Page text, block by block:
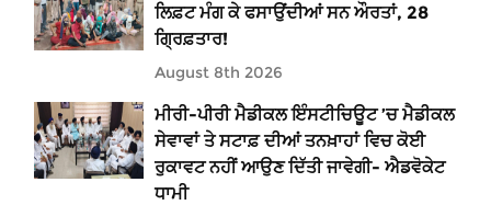
ਲਿਫ਼ਟ ਮੰਗ ਕੇ ਫਸਾਉਂਦੀਆਂ ਸਨ ਔਰਤਾਂ, 28
ਗ੍ਰਿਫ਼ਤਾਰ!
August 8th 2026
ਮੀਰੀ-ਪੀਰੀ ਮੈਡੀਕਲ ਇੰਸਟੀਚਿਊਟ ’ਚ ਮੈਡੀਕਲ
ਸੇਵਾਵਾਂ ਤੇ ਸਟਾਫ਼ ਦੀਆਂ ਤਨਖ਼ਾਹਾਂ ਵਿਚ ਕੋਈ
ਰੁਕਾਵਟ ਨਹੀਂ ਆਉਣ ਦਿੱਤੀ ਜਾਵੇਗੀ- ਐਡਵੋਕੇਟ
ਧਾਮੀ